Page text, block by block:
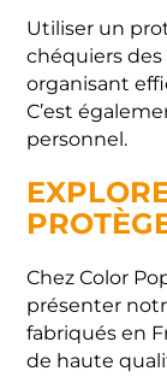
Utiliser un
chéquiers
organisant
C’est
personnel.
Chez Color
présenter
fabriqués en
de haute